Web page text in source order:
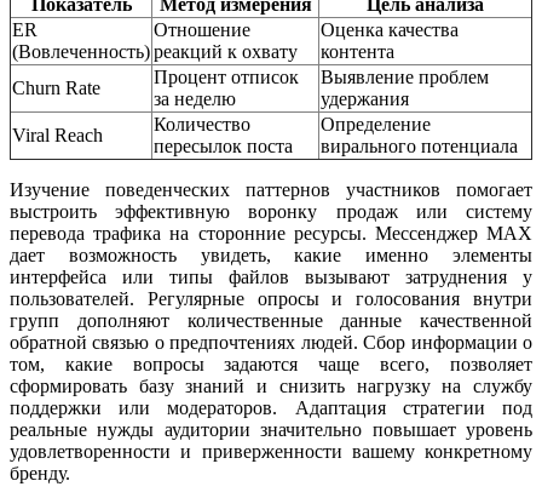
Показатель Метод измерения
Цель анализа
ER
(Вовлеченность)
Отношение
реакций к охвату
Оценка качества
контента
Churn Rate
Процент отписок
за неделю
Выявление проблем
удержания
Viral Reach
Количество
пересылок поста
Определение
вирального потенциала
Изучение поведенческих паттернов участников помогает
выстроить эффективную воронку продаж или систему
перевода трафика на сторонние ресурсы. Мессенджер MAX
дает возможность увидеть, какие именно элементы
интерфейса или типы файлов вызывают затруднения у
пользователей. Регулярные опросы и голосования внутри
групп дополняют количественные данные качественной
обратной связью о предпочтениях людей. Сбор информации о
том, какие вопросы задаются чаще всего, позволяет
сформировать базу знаний и снизить нагрузку на службу
поддержки или модераторов. Адаптация стратегии под
реальные нужды аудитории значительно повышает уровень
удовлетворенности и приверженности вашему конкретному
бренду.